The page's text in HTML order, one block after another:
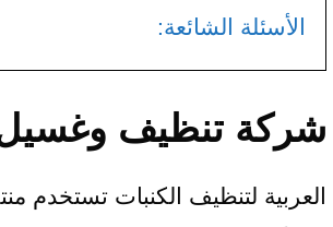
الأسئلة الشائعة:
شركة تنظيف وغسيل
العربية لتنظيف الكنبات تستخدم